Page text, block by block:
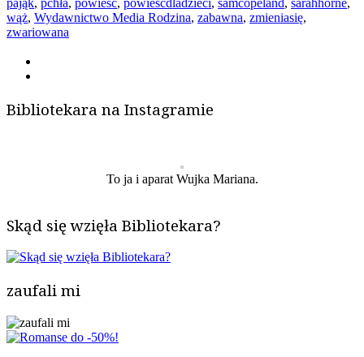
wąż, Wydawnictwo Media Rodzina, zabawna, zmieniasię,
zwariowana
Bibliotekara na Instagramie
To ja i aparat Wujka Mariana.
Skąd się wzięła Bibliotekara?
zaufali mi